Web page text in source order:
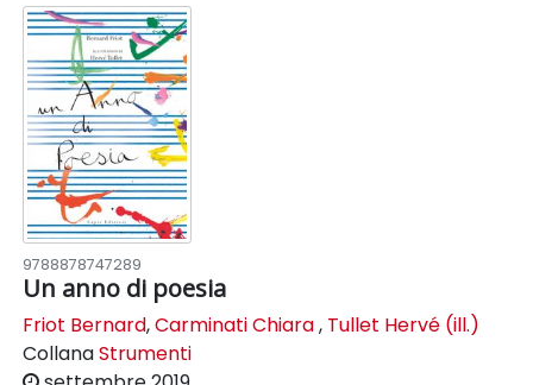
9788878747289
Un anno di poesia
Friot Bernard,Carminati Chiara, Tullet Hervé (ill.)
CollanaStrumenti